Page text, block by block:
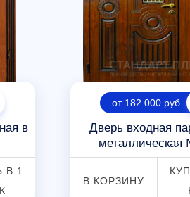
в
В 1
от 182 000 руб.
Дверь входная
металлическая
В КОРЗИНУ